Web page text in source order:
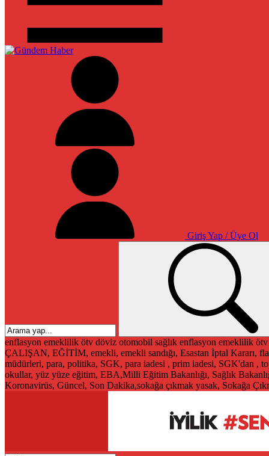
Giriş Yap / Üye Ol
enflasyon emeklilik ötv döviz otomobil sağlık enflasyon emeklilik ötv
ÇALIŞAN, EĞİTİM, emekli, emekli sandığı, Esastan İptal Kararı,
müdürleri, para, politika, SGK, para iadesi , prim iadesi, SGK'dan ,
okullar, yüz yüze eğitim, EBA,Milli Eğitim Bakanlığı, Sağlık
Koronavirüs, Güncel, Son Dakika,sokağa çıkmak yasak, Sokağa